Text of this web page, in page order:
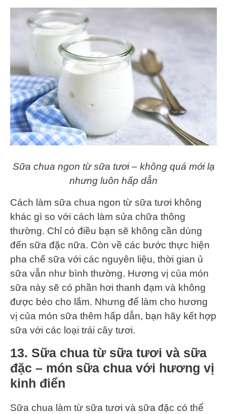
Sữa chua ngon từ sữa tươi – không quá mới lạ
nhưng luôn hấp dẫn
Cách làm sữa chua ngon từ sữa tươi không
khác gì so với cách làm sửa chữa thông
thường. Chỉ có điều bạn sẽ không cần dùng
đến sữa đặc nữa. Còn về các bước thực hiện
pha chế sữa với các nguyên liệu, thời gian ủ
sữa vẫn như bình thường. Hương vị của món
sữa này sẽ có phần hơi thanh đạm và không
được béo cho lắm. Nhưng để làm cho hương
vị của món sữa thêm hấp dẫn, bạn hãy kết hợp
sữa với các loại trái cây tươi.
13. Sữa chua từ sữa tươi và sữa
đặc – món sữa chua với hương vị
kinh điển
Sữa chua làm từ sữa tươi và sữa đặc có thể